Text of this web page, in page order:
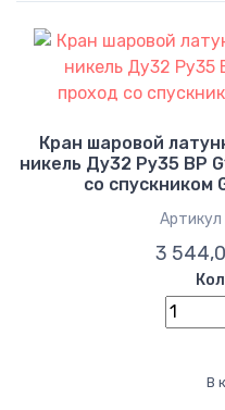
Кран шаровой
никель Ду32 Ру35 ВР
со спускником
Артикул
3
В